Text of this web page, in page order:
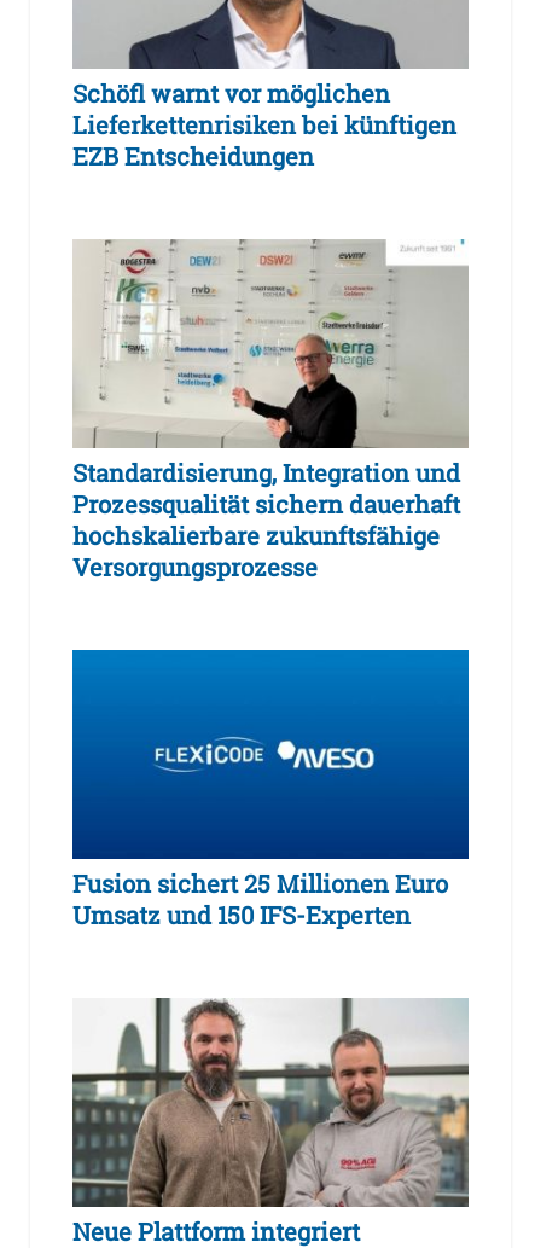
Schöfl warnt vor möglichen
Lieferkettenrisiken bei künftigen
EZB Entscheidungen
Standardisierung, Integration und
Prozessqualität sichern dauerhaft
hochskalierbare zukunftsfähige
Versorgungsprozesse
Fusion sichert 25 Millionen Euro
Umsatz und 150 IFS-Experten
Neue Plattform integriert